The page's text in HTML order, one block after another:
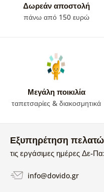
Δωρεάν αποστολή
πάνω από 150 ευρώ
Μεγάλη ποικιλία
ταπετσαρίες & διακοσμητικά
Εξυπηρέτηση
τις εργάσιμες ημέρες Δε-
info@dovido.gr